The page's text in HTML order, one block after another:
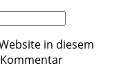
in diesem